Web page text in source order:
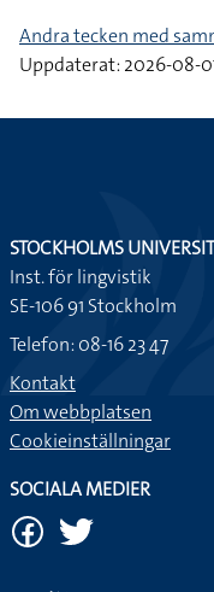
Andra tecken med
Uppdaterat: 2026-08-
STOCKHOLMS
Inst. för lingvistik
SE-106 91 Stockholm
Telefon: 08-16 23 47
Kontakt
Om webbplatsen
Cookieinställningar
SOCIALA MEDIER